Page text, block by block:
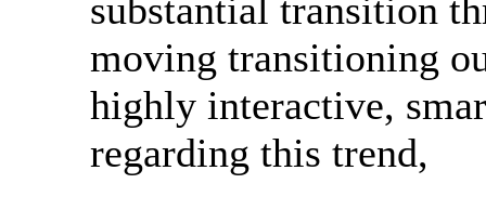
substantial transition
moving transitioning
highly interactive,
regarding this trend,